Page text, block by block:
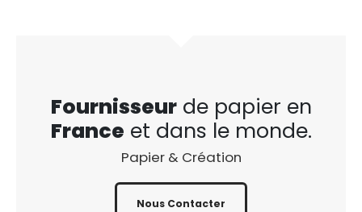
Fournisseurde papier en
France et dans le monde.
Papier & Création
Nous Contacter